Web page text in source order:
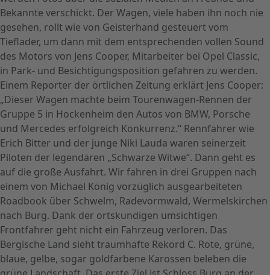
Bekannte verschickt. Der Wagen, viele haben ihn noch nie
gesehen, rollt wie von Geisterhand gesteuert vom
Tieflader, um dann mit dem entsprechenden vollen Sound
des Motors von Jens Cooper, Mitarbeiter bei Opel Classic,
in Park- und Besichtigungsposition gefahren zu werden.
Einem Reporter der örtlichen Zeitung erklärt Jens Cooper:
„Dieser Wagen machte beim Tourenwagen-Rennen der
Gruppe 5 in Hockenheim den Autos von BMW, Porsche
und Mercedes erfolgreich Konkurrenz.“ Rennfahrer wie
Erich Bitter und der junge Niki Lauda waren seinerzeit
Piloten der legendären „Schwarze Witwe“. Dann geht es
auf die große Ausfahrt. Wir fahren in drei Gruppen nach
einem von Michael König vorzüglich ausgearbeiteten
Roadbook über Schwelm, Radevormwald, Wermelskirchen
nach Burg. Dank der ortskundigen umsichtigen
Frontfahrer geht nicht ein Fahrzeug verloren. Das
Bergische Land sieht traumhafte Rekord C. Rote, grüne,
blaue, gelbe, sogar goldfarbene Karossen beleben die